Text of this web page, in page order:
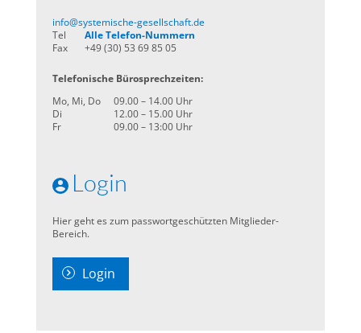
info@systemische-gesellschaft.de
Tel
Alle Telefon-Nummern
Fax
+49 (30) 53 69 85 05
Telefonische Bürosprechzeiten:
Mo, Mi, Do
09.00 – 14.00 Uhr
Di
12.00 – 15.00 Uhr
Fr
09.00 – 13:00 Uhr
Login
Hier geht es zum passwortgeschützten Mitglieder-
Bereich.
Login